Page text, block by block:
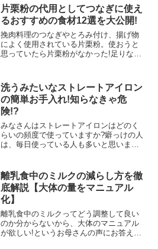
ものを知っていれば、困ったときでもす
ぐに対応できますし、...
片栗粉の代用としてつなぎに使え
るおすすめの食材12選を大公開!
挽肉料理のつなぎやとろみ付け、揚げ物
によく使用されている片栗粉。使おうと
思っていたら片栗粉がなかった!足りない!
ぎで使うはずの片栗粉がないと困ってし
まいますよね。そんな...
洗うみたいなストレートアイロン
の簡単お手入れ!知らなきゃ危
険!?
みなさんはストレートアイロンはどのく
らいの頻度で使っていますか?癖っけの人
は、毎日使っている人も多いと思いま
で髪を巻いています。毎日使うほど、す
ぐにストレートアイロンっ...
離乳食中のミルクの減らし方を徹
底解説【大体の量をマニュアル
化】
離乳食中のミルクってどう調整して良い
のか分からないから、大体のマニュアル
が欲しい!というお母さんの声にお答えし